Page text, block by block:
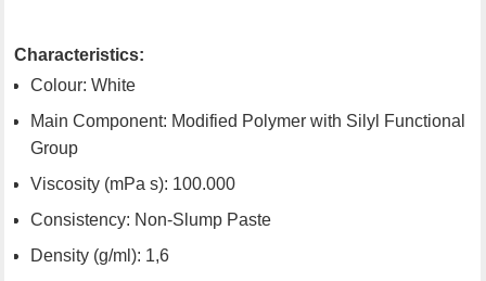
Characteristics:
Colour: White
Main Component: Modified Polymer with Silyl Functional
Group
Viscosity (mPa s): 100.000
Consistency: Non-Slump Paste
Density (g/ml): 1,6